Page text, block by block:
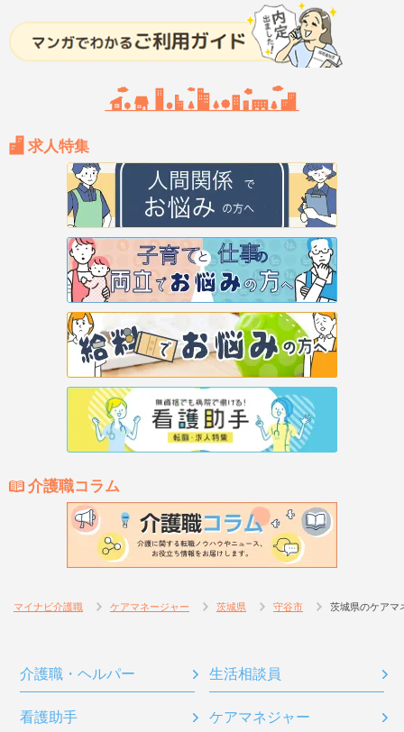
求人特集
介護職コラム
マイナビ介護職 ケアマネージャー 茨城県 守谷市 茨城県のケアマ
介護職・ヘルパー 生活相談員
看護助手 ケアマネジャー